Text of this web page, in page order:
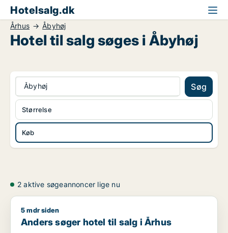
Hotelsalg.dk
Århus Åbyhøj
Hotel til salg søges i Åbyhøj
Åbyhøj Søg
Køb
Størrelse
2 aktive søgeannoncer lige nu
Anders søger hotel til salg i Århus
5 mdr siden
Anders søger hotel til salg i Århus